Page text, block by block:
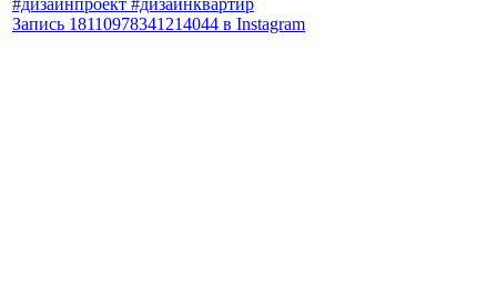
Запись 18110978341214044 в Instagram